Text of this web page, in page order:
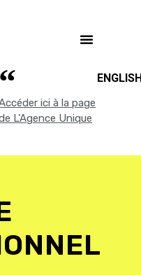
ici à la page
L'Agence Unique